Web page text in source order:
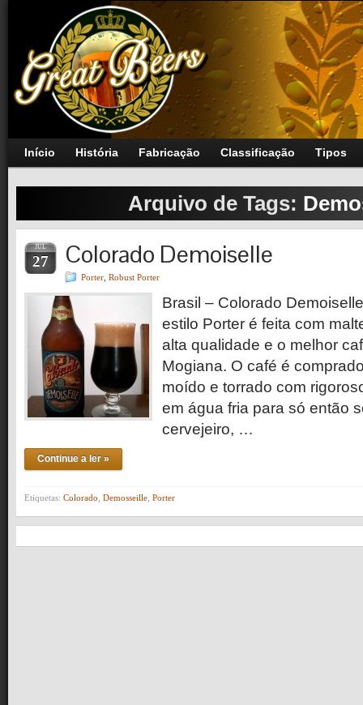
Início História Fabricação Classificação Tipos
Arquivo de Tags:
JUL
27 Colorado Demoiselle
Porter Robust Porter
Brasil – Colorado
estilo Porter é feita com
alta qualidade e o melhor
Mogiana. O café é
moído e torrado com
em água fria para só então
cervejeiro, …
Continue a ler »
Etiquetas: Colorado Demosseille Porter